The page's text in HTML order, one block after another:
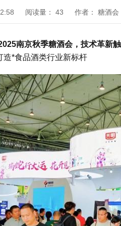
阅读量： 43 作者： 糖酒会
南京秋季糖酒会，技术革新
*食品酒类行业新标杆